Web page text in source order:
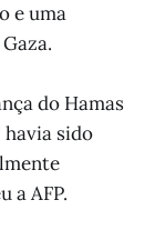
e uma
do Hamas
sido
a AFP.